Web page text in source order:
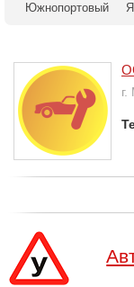
Южнопортовый